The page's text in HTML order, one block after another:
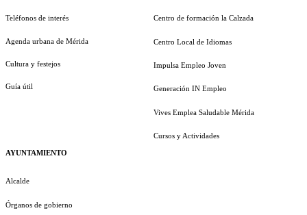
Teléfonos de interés
Agenda urbana de Mérida
Cultura y festejos
Guía útil
AYUNTAMIENTO
Alcalde
Órganos de gobierno
Centro de formación la Calzada
Centro Local de Idiomas
Impulsa Empleo Joven
Generación IN Empleo
Vives Emplea Saludable Mérida
Cursos y Actividades